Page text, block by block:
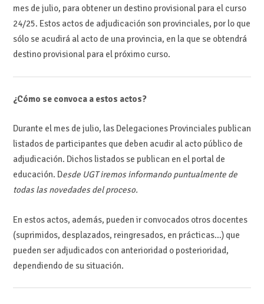
mes de julio, para obtener un destino provisional para el curso
24/25. Estos actos de adjudicación son provinciales, por lo que
sólo se acudirá al acto de una provincia, en la que se obtendrá
destino provisional para el próximo curso.
¿Cómo se convoca a estos actos?
Durante el mes de julio, las Delegaciones Provinciales publican
listados de participantes que deben acudir al acto público de
adjudicación. Dichos listados se publican en el portal de
educación. Desde UGT iremos informando puntualmente de
todas las novedades del proceso.
En estos actos, además, pueden ir convocados otros docentes
(suprimidos, desplazados, reingresados, en prácticas…) que
pueden ser adjudicados con anterioridad o posterioridad,
dependiendo de su situación.